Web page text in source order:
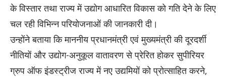
के विस्तार तथा राज्य में उद्योग आधारित विकास को गति देने के लिए
चल रही विभिन्न परियोजनाओं की जानकारी दी।
उन्होंने बताया कि माननीय प्रधानमंत्री एवं मुख्यमंत्री की दूरदर्शी
नीतियों और उद्योग-अनुकूल वातावरण से प्रेरित होकर सुपीरियर
ग्रुप ऑफ इंडस्ट्रीज राज्य में नए उद्यमियों को प्रोत्साहित करने,